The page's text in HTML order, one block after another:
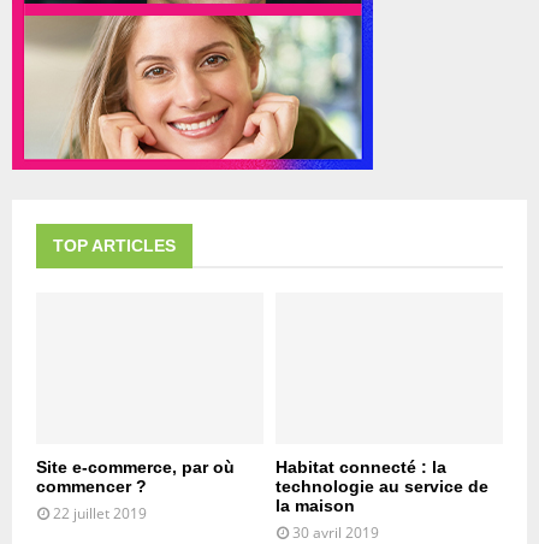
TOP ARTICLES
Site e-commerce, par où
commencer ?
22 juillet 2019
Habitat connecté : la
technologie au service de
la maison
30 avril 2019